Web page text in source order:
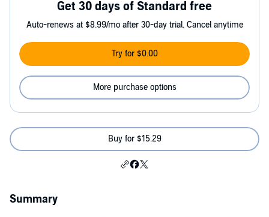
Get 30 days of Standard free
Auto-renews at $8.99/mo after 30-day trial. Cancel anytime
Try for $0.00
More purchase options
Buy for $15.29
Summary